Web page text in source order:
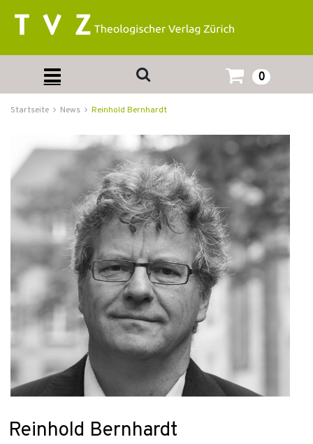
0
Startseite News Reinhold Bernhardt
Reinhold Bernhardt